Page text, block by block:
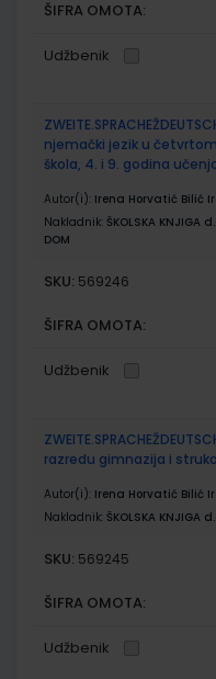
ŠIFRA OMOTA:
Udžbenik
njemački jezik u
škola, 4. i 9. godina
Autor(i): Irena Horvatić Bilić
Nakladnik: ŠKOLSKA KNJIGA
DOM
SKU: 569246
ŠIFRA OMOTA:
Udžbenik
razredu gimnazija i
Autor(i): Irena Horvatić Bilić
Nakladnik: ŠKOLSKA KNJIGA
SKU: 569245
ŠIFRA OMOTA:
Udžbenik